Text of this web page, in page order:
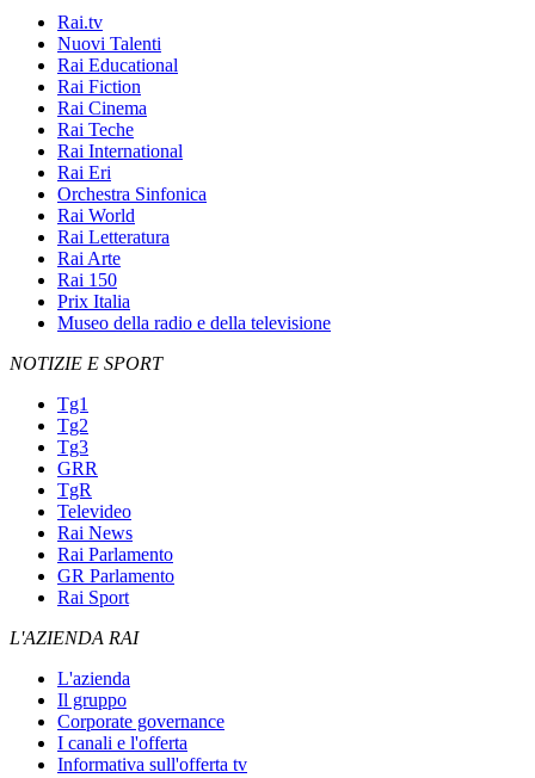
Rai.tv
Nuovi Talenti
Rai Educational
Rai Fiction
Rai Cinema
Rai Teche
Rai International
Rai Eri
Orchestra Sinfonica
Rai World
Rai Letteratura
Rai Arte
Rai 150
Prix Italia
Museo della radio e della televisione
NOTIZIE E SPORT
Tg1
Tg2
Tg3
GRR
TgR
Televideo
Rai News
Rai Parlamento
GR Parlamento
Rai Sport
L'AZIENDA RAI
L'azienda
Il gruppo
Corporate governance
I canali e l'offerta
Informativa sull'offerta tv